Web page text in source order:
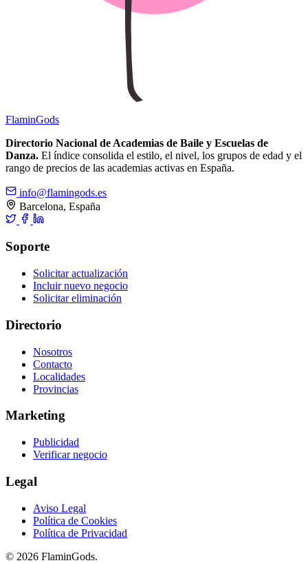
FlaminGods
Directorio Nacional de Academias de Baile y Escuelas de
Danza. El índice consolida el estilo, el nivel, los grupos de edad y el
rango de precios de las academias activas en España.
info@flamingods.es
Barcelona, España
Soporte
Solicitar actualización
Incluir nuevo negocio
Solicitar eliminación
Directorio
Nosotros
Contacto
Localidades
Provincias
Marketing
Publicidad
Verificar negocio
Legal
Aviso Legal
Política de Cookies
Política de Privacidad
© 2026 FlaminGods.